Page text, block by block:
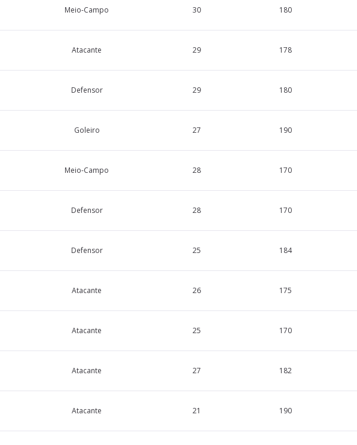
Meio-Campo 30 180
Atacante 29 178
Defensor 29 180
Goleiro 27 190
Meio-Campo 28 170
Defensor 28 170
Defensor 25 184
Atacante 26 175
Atacante 25 170
Atacante 27 182
Atacante 21 190